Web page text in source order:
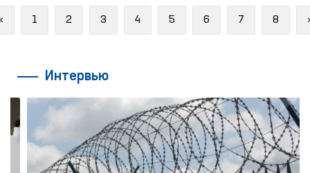
ҳам иштирок этишди.
Previous
1 2 3 4 5 6 7 8
Интервью